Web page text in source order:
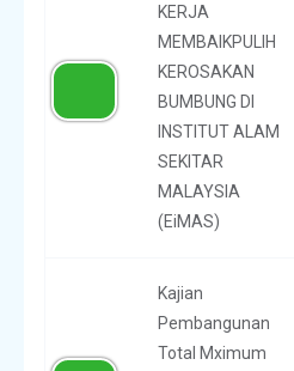
KERJA
MEMBAIKPULIH
KEROSAKAN
BUMBUNG DI
INSTITUT ALAM
SEKITAR
MALAYSIA
(EiMAS)
Kajian
Pembangunan
Total Mximum